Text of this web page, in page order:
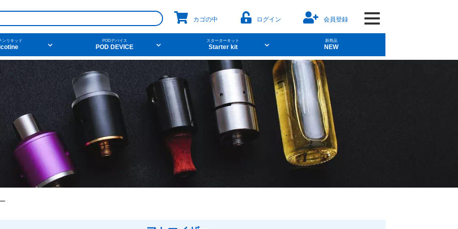
ニコチンベース 爆煙 vaporesso
から探す
デザート
ニコチンベース
他の条件から探す
新商品 ニコチンソルト POD型VAPE
アメリカ・カナダ製
カゴの中 ログイン 会員登録
ンリキッド PODデバイス
POD DEVICE
スターターキット
Starter kit
新商品
NEW